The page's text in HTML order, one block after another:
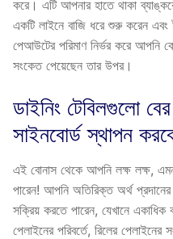
করে। এটি আপনার হাতে থাকা
একটি লাইনে বাজি ধরে শুরু করেন এবং
পেআউটের পরিমাণ নির্ভর করে আপনি
সংকেত পেয়েছেন তার উপর।
ডাইনিং টেবিলগুলো
সাইনবোর্ড স্থাপন
এই বোনাস থেকে আপনি লক্ষ লক্ষ,
পারেন! আপনি অতিরিক্ত অর্থ
সক্রিয় করতে পারেন, যেখানে একাধিক
পেলাইনের পরিবর্তে, রিলের পেলাইনের